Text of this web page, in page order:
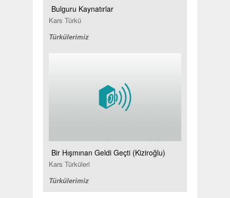
Bulguru Kaynatırlar
Kars Türkü
Türkülerimiz
Bir Hışmınan Geldi Geçti (Kiziroğlu)
Kars Türküleri
Türkülerimiz